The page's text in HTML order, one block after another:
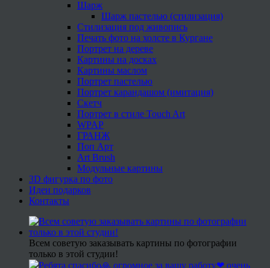
Шарж
Шарж пастелью (стилизация)
Стилизация под живопись
Печать фото на холсте в Кургане
Портрет на дереве
Картины на досках
Картины маслом
Портрет пастелью
Портрет карандашом (имитация)
Скетч
Портрет в стиле Touch Art
WPAP
ГРАНЖ
Поп Арт
Art Brush
Модульные картины
3D фигурка по фото
Идеи подарков
Контакты
Всем советую заказывать картины по фотографии
только в этой студии!